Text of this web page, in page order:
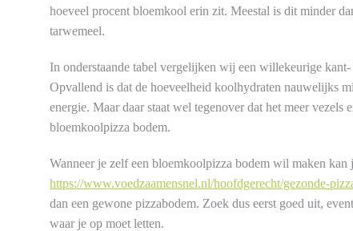
hoeveel procent bloemkool erin zit. Meestal is dit minder
tarwemeel.
In onderstaande tabel vergelijken wij een willekeurige
Opvallend is dat de hoeveelheid koolhydraten nauwelijks
energie. Maar daar staat wel tegenover dat het meer
bloemkoolpizza bodem.
Wanneer je zelf een bloemkoolpizza bodem wil maken
https://www.voedzaamensnel.nl/hoofdgerecht/gezonde-
dan een gewone pizzabodem. Zoek dus eerst goed uit,
waar je op moet letten.